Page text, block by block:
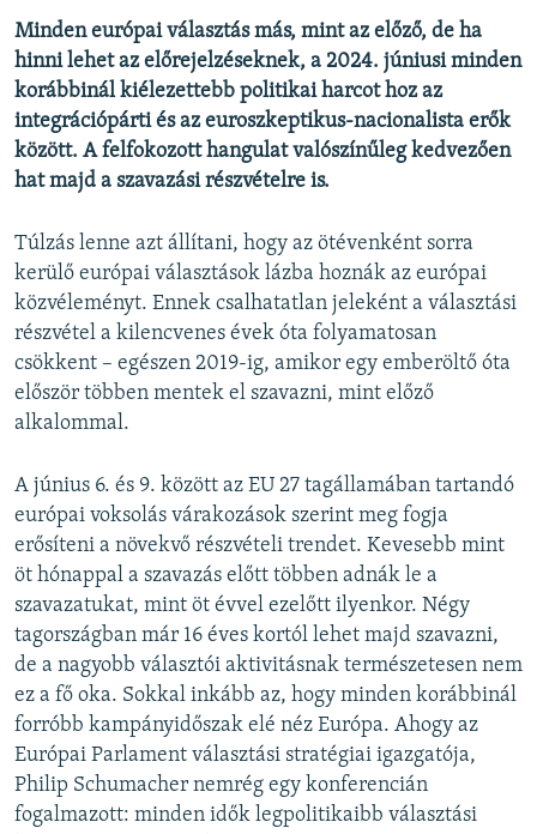
Valamennyi RFE/RL weboldal
Minden európai választás más, mint az előző, de ha
hinni lehet az előrejelzéseknek, a 2024. júniusi minden
korábbinál kiélezettebb politikai harcot hoz az
integrációpárti és az euroszkeptikus-nacionalista erők
között. A felfokozott hangulat valószínűleg kedvezően
hat majd a szavazási részvételre is.
Túlzás lenne azt állítani, hogy az ötévenként sorra
kerülő európai választások lázba hoznák az európai
közvéleményt. Ennek csalhatatlan jeleként a választási
részvétel a kilencvenes évek óta folyamatosan
csökkent – egészen 2019-ig, amikor egy emberöltő óta
először többen mentek el szavazni, mint előző
alkalommal.
A június 6. és 9. között az EU 27 tagállamában tartandó
európai voksolás várakozások szerint meg fogja
erősíteni a növekvő részvételi trendet. Kevesebb mint
öt hónappal a szavazás előtt többen adnák le a
szavazatukat, mint öt évvel ezelőtt ilyenkor. Négy
tagországban már 16 éves kortól lehet majd szavazni,
de a nagyobb választói aktivitásnak természetesen nem
ez a fő oka. Sokkal inkább az, hogy minden korábbinál
forróbb kampányidőszak elé néz Európa. Ahogy az
Európai Parlament választási stratégiai igazgatója,
Philip Schumacher nemrég egy konferencián
fogalmazott: minden idők legpolitikaibb választási